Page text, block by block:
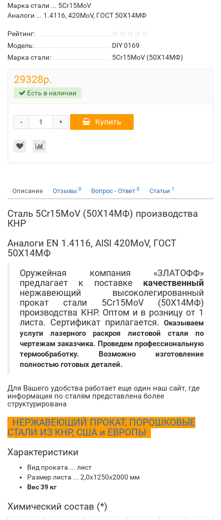
Марка стали ... 5Cr15MoV
Аналоги ... 1.4116, 420MoV, ГОСТ 50Х14МФ
Рейтинг:
Модель:
DIY 0169
Марка стали:
5Cr15MoV (50Х14МФ)
29328р.
Есть в наличии
+
- Купить
Описание Отзывы 0 Вопрос - Ответ 0 Статьи 1
Сталь 5Cr15MoV (50Х14МФ) производства
КНР
Аналоги EN 1.4116, AISI 420MoV, ГОСТ
50Х14МФ
Оружейная компания «ЗЛАТОФФ»
предлагает к поставке качественный
нержавеющий высоколегированный
прокат стали 5Cr15MoV (50Х14МФ)
производства КНР. Оптом и в розницу от 1
листа. Сертификат прилагается. Оказываем
услуги лазерного раскроя листовой стали по
чертежам заказчика. Проведем профессиональную
термообработку. Возможно изготовление
полностью готовых деталей.
Для Вашего удобства работает еще один наш сайт, где
информация по сталям представлена более
структурирована
НЕРЖАВЕЮЩИЙ ПРОКАТ, ПОРОШКОВЫЕ
СТАЛИ ИЗ КНР, США и ЕВРОПЫ
Характеристики
Вид проката ... лист
Размер листа ... 2,0х1250х2000 мм
Вес 39 кг
Химический состав (*)